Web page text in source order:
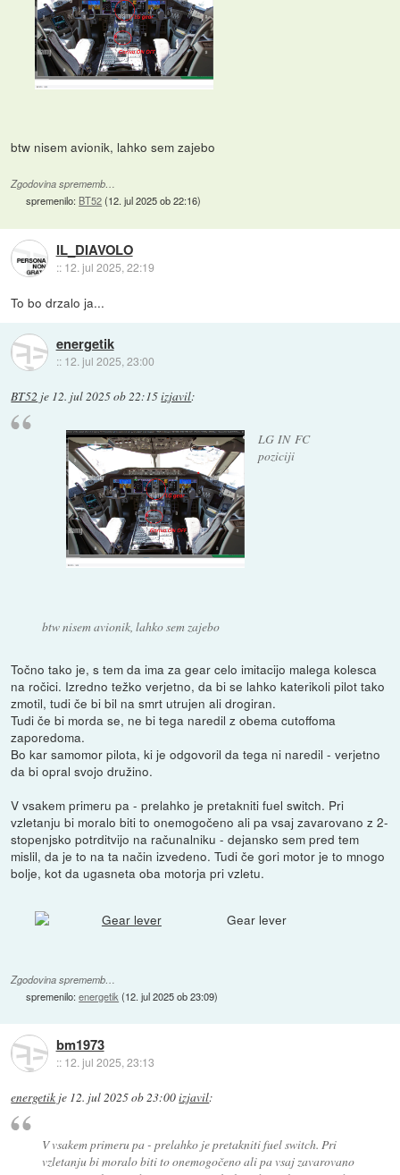
btw nisem avionik, lahko sem zajebo
Zgodovina sprememb…
spremenilo: BT52(12. jul 2025 ob 22:16)
IL_DIAVOLO
:: 12. jul 2025, 22:19
To bo drzalo ja...
energetik
:: 12. jul 2025, 23:00
BT52 je 12. jul 2025 ob 22:15izjavil:
LG IN FC
poziciji
btw nisem avionik, lahko sem zajebo
Točno tako je, s tem da ima za gear celo imitacijo malega kolesca
na ročici. Izredno težko verjetno, da bi se lahko katerikoli pilot tako
zmotil, tudi če bi bil na smrt utrujen ali drogiran.
Tudi če bi morda se, ne bi tega naredil z obema cutoffoma
zaporedoma.
Bo kar samomor pilota, ki je odgovoril da tega ni naredil - verjetno
da bi opral svojo družino.
V vsakem primeru pa - prelahko je pretakniti fuel switch. Pri
vzletanju bi moralo biti to onemogočeno ali pa vsaj zavarovano z 2-
stopenjsko potrditvijo na računalniku - dejansko sem pred tem
mislil, da je to na ta način izvedeno. Tudi če gori motor je to mnogo
bolje, kot da ugasneta oba motorja pri vzletu.
Gear lever
Zgodovina sprememb…
spremenilo:energetik (12. jul 2025 ob 23:09)
bm1973
:: 12. jul 2025, 23:13
energetik je 12. jul 2025 ob 23:00izjavil:
V vsakem primeru pa - prelahko je pretakniti fuel switch. Pri
vzletanju bi moralo biti to onemogočeno ali pa vsaj zavarovano